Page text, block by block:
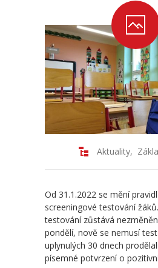
Mateřská škola
-- Aktuality MŠ
-- Uspořádání dne MŠ
-- Učitelé MŠ
-- Organizace školního
-- Zápis dětí do MŠ
-- Nadstandardní činnosti
-- Školní vzdělávací
-- Fotogalerie MŠ
Školní družina
Aktuality,
Od 31.1.2022 se mění
screeningové testování
testování zůstává
pondělí, nově se nemusí
uplynulých 30 dnech
písemné potvrzení o